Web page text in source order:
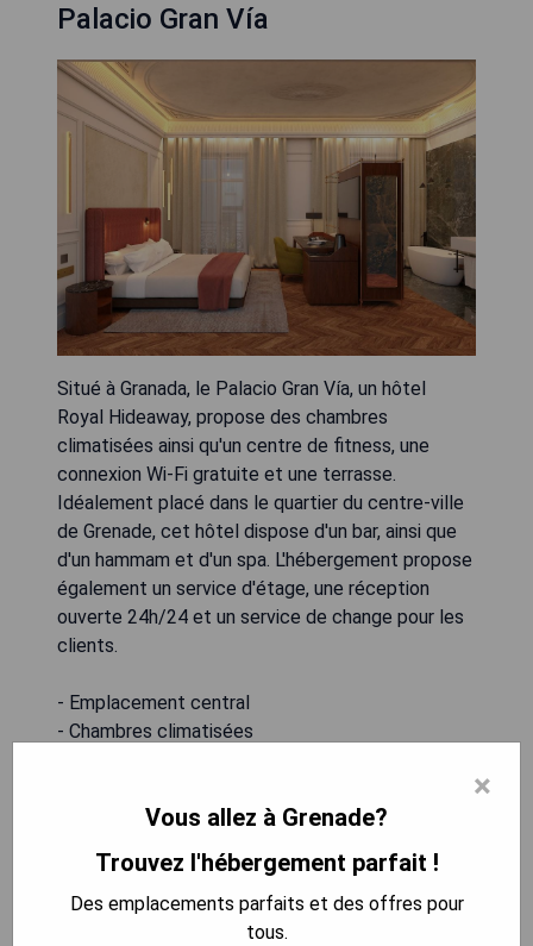
Palacio Gran Vía
Situé à Granada, le Palacio Gran Vía, un hôtel
Royal Hideaway, propose des chambres
climatisées ainsi qu'un centre de fitness, une
connexion Wi-Fi gratuite et une terrasse.
Idéalement placé dans le quartier du centre-ville
de Grenade, cet hôtel dispose d'un bar, ainsi que
d'un hammam et d'un spa. L'hébergement propose
également un service d'étage, une réception
ouverte 24h/24 et un service de change pour les
clients.
- Emplacement central
- Chambres climatisées
- Service attentionné 24h/24
VÉRIFIEZ LA DISPONIBILITÉ
×
Vous allez à Grenade?
Trouvez l'hébergement parfait !
Des emplacements parfaits et des offres pour
tous.